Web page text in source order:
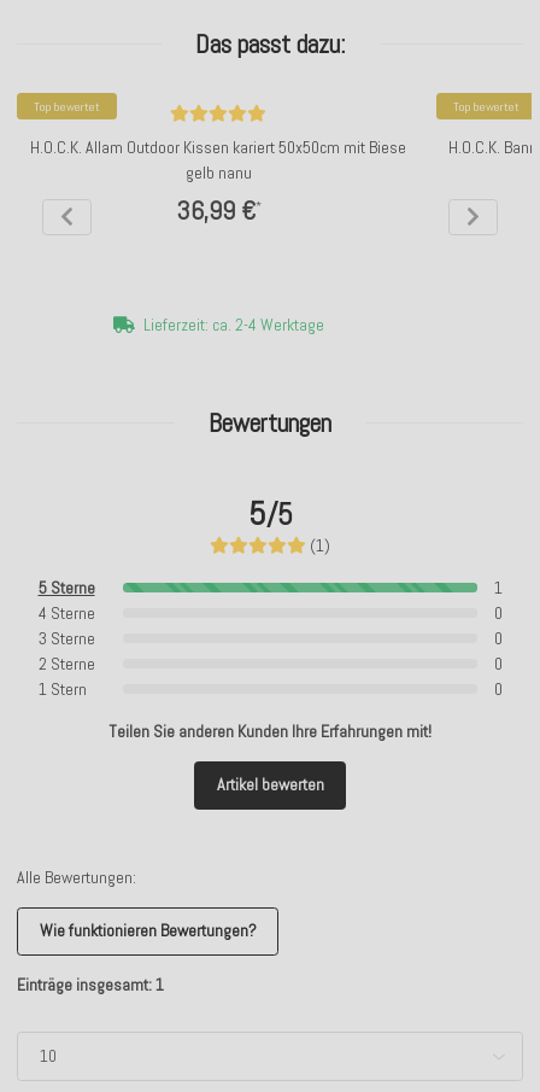
Bewertungen
5/5
(1)
5 Sterne
1
4 Sterne
0
3 Sterne
0
2 Sterne
0
1 Stern
0
Teilen Sie anderen Kunden Ihre Erfahrungen mit!
Artikel bewerten
Alle Bewertungen:
Wie funktionieren Bewertungen?
Einträge insgesamt: 1
Das passt dazu:
Top bewertet
H.O.C.K. Allam Outdoor Kissen kariert 50x50cm mit Biese
gelb nanu
36,99 €*
Lieferzeit: ca. 2-4 Werktage
Top bewertet
H.O.C.K.